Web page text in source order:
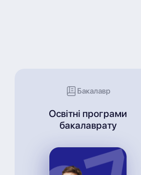
Бакалавр
Освітні програми
бакалаврату